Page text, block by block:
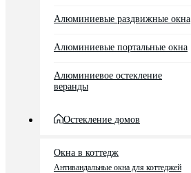
Алюминиевые раздвижные окна
Алюминиевые портальные окна
Алюминиевое остекление
веранды
Остекление домов
Окна в коттедж
Антивандальные окна для коттеджей